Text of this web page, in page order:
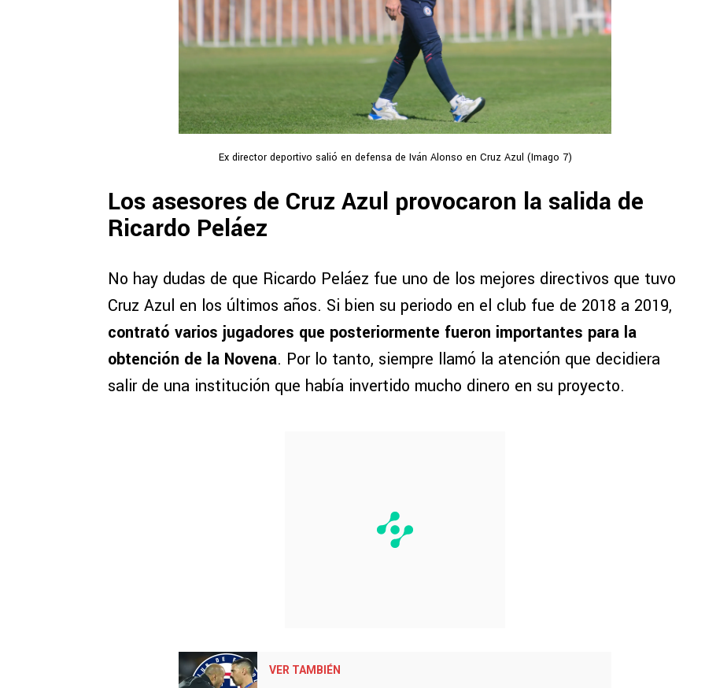
Ex director deportivo salió en defensa de Iván Alonso en Cruz Azul (Imago 7)
Los asesores de Cruz Azul provocaron la salida de
Ricardo Peláez
No hay dudas de que Ricardo Peláez fue uno de los mejores directivos que tuvo
Cruz Azul en los últimos años. Si bien su periodo en el club fue de 2018 a 2019,
contrató varios jugadores que posteriormente fueron importantes para la
obtención de la Novena. Por lo tanto, siempre llamó la atención que decidiera
salir de una institución que había invertido mucho dinero en su proyecto.
VER TAMBIÉN